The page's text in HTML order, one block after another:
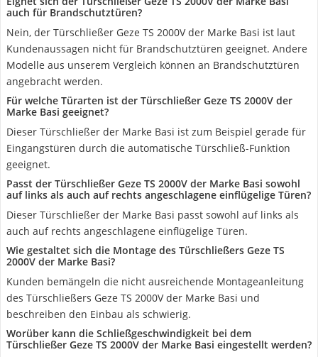
auch für Brandschutztüren?
Nein, der Türschließer Geze TS 2000V der Marke Basi ist laut
Kundenaussagen nicht für Brandschutztüren geeignet. Andere
Modelle aus unserem Vergleich können an Brandschutztüren
angebracht werden.
Für welche Türarten ist der Türschließer Geze TS 2000V der
Marke Basi geeignet?
Dieser Türschließer der Marke Basi ist zum Beispiel gerade für
Eingangstüren durch die automatische Türschließ-Funktion
geeignet.
Passt der Türschließer Geze TS 2000V der Marke Basi sowohl
auf links als auch auf rechts angeschlagene einflügelige Türen?
Dieser Türschließer der Marke Basi passt sowohl auf links als
auch auf rechts angeschlagene einflügelige Türen.
Wie gestaltet sich die Montage des Türschließers Geze TS
2000V der Marke Basi?
Kunden bemängeln die nicht ausreichende Montageanleitung
des Türschließers Geze TS 2000V der Marke Basi und
beschreiben den Einbau als schwierig.
Worüber kann die Schließgeschwindigkeit bei dem
Türschließer Geze TS 2000V der Marke Basi eingestellt werden?